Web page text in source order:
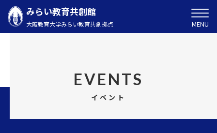
みらい教育共創館
大阪教育大学みらい教育共創拠点 MENU
EVENTS
イベント